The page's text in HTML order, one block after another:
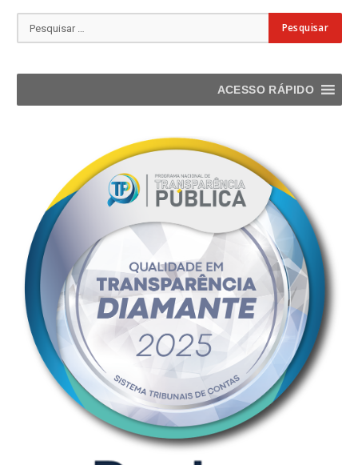
ACESSO RÁPIDO